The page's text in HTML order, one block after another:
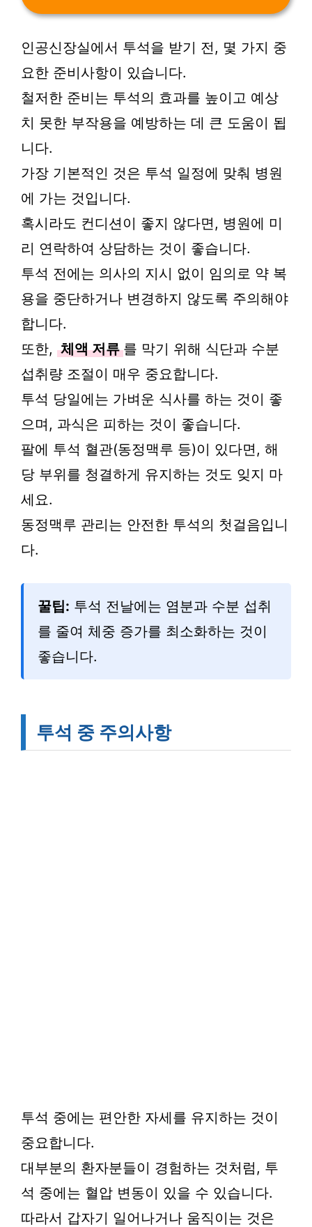
인공신장실에서 투석을 받기 전, 몇 가지 중
요한 준비사항이 있습니다.
철저한 준비는 투석의 효과를 높이고 예상
치 못한 부작용을 예방하는 데 큰 도움이 됩
니다.
가장 기본적인 것은 투석 일정에 맞춰 병원
에 가는 것입니다.
혹시라도 컨디션이 좋지 않다면, 병원에 미
리 연락하여 상담하는 것이 좋습니다.
투석 전에는 의사의 지시 없이 임의로 약 복
용을 중단하거나 변경하지 않도록 주의해야
합니다.
또한, 체액 저류 를 막기 위해 식단과 수분
섭취량 조절이 매우 중요합니다.
투석 당일에는 가벼운 식사를 하는 것이 좋
으며, 과식은 피하는 것이 좋습니다.
팔에 투석 혈관(동정맥루 등)이 있다면, 해
당 부위를 청결하게 유지하는 것도 잊지 마
세요.
동정맥루 관리는 안전한 투석의 첫걸음입니
다.
꿀팁: 투석 전날에는 염분과 수분 섭취
를 줄여 체중 증가를 최소화하는 것이
좋습니다.
투석 중 주의사항
투석 중에는 편안한 자세를 유지하는 것이
중요합니다.
대부분의 환자분들이 경험하는 것처럼, 투
석 중에는 혈압 변동이 있을 수 있습니다.
따라서 갑자기 일어나거나 움직이는 것은